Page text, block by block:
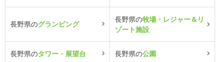
長野県のグランピング
長野県の牧場・レジャー＆リ
ゾート施設
長野県のタワー・展望台 長野県の公園